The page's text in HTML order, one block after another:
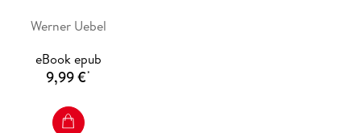
Werner Uebel
eBook epub
9,99 €*